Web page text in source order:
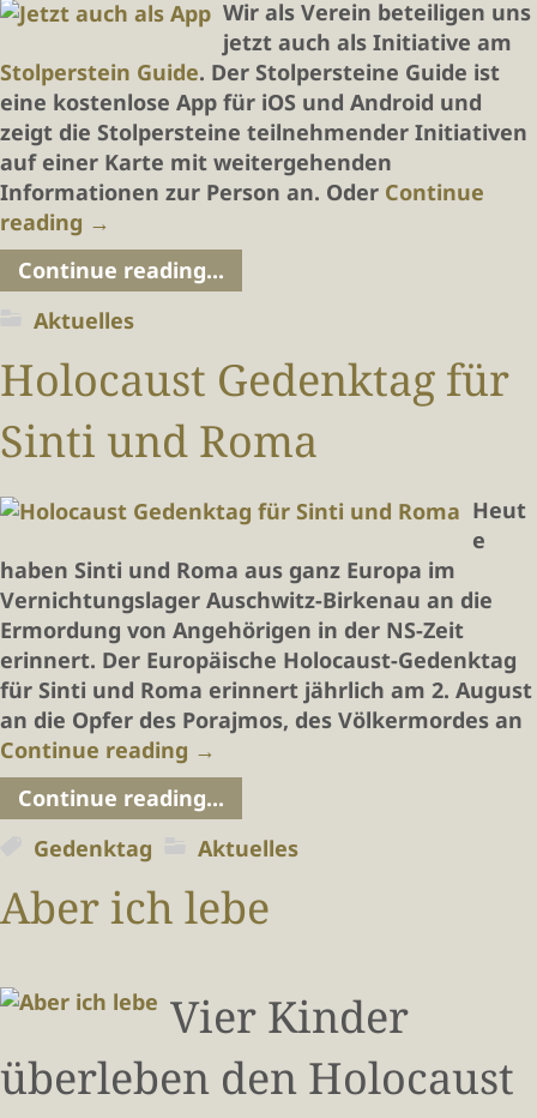
Wir als Verein beteiligen uns
jetzt auch als Initiative am
Stolperstein Guide. Der Stolpersteine Guide ist
eine kostenlose App für iOS und Android und
zeigt die Stolpersteine teilnehmender Initiativen
auf einer Karte mit weitergehenden
Informationen zur Person an. Oder Continue
reading →
Continue reading...
Aktuelles
Holocaust Gedenktag für
Sinti und Roma
Heut
e
haben Sinti und Roma aus ganz Europa im
Vernichtungslager Auschwitz-Birkenau an die
Ermordung von Angehörigen in der NS-Zeit
erinnert. Der Europäische Holocaust-Gedenktag
für Sinti und Roma erinnert jährlich am 2. August
an die Opfer des Porajmos, des Völkermordes an
Continue reading →
Continue reading...
Gedenktag
Aktuelles
Aber ich lebe
Vier Kinder
überleben den Holocaust